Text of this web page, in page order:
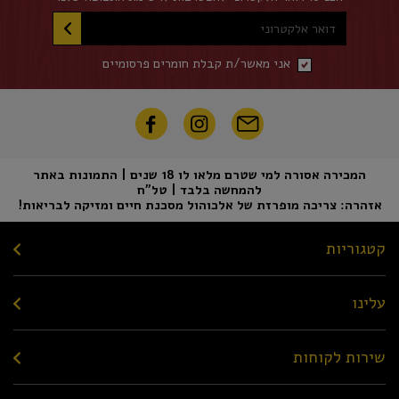
דואר אלקטרוני
אני מאשר/ת קבלת חומרים פרסומיים
המכירה אסורה למי שטרם מלאו לו 18 שנים | התמונות באתר
להמחשה בלבד | טל"ח
אזהרה: צריכה מופרזת של אלכוהול מסכנת חיים ומזיקה לבריאות!
קטגוריות
עלינו
שירות לקוחות